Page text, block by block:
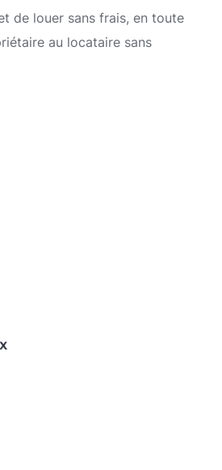
de louer sans frais, en toute
au locataire sans